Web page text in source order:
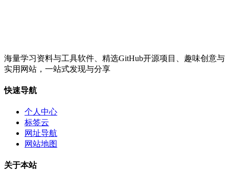
海量学习资料与工具软件、精选GitHub开源项目、趣味创意与
实用网站，一站式发现与分享
快速导航
个人中心
标签云
网址导航
网站地图
关于本站